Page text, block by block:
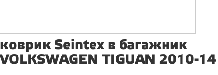
коврик Seintex в багажник
VOLKSWAGEN TIGUAN 2010-